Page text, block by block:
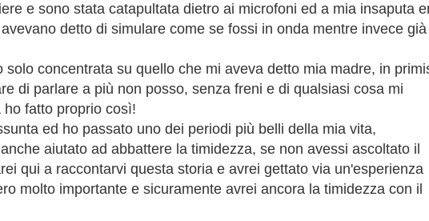
e sono stata catapultata dietro ai microfoni ed a mia insaputa
detto di simulare come se fossi in onda mentre invece già
solo concentrata su quello che mi aveva detto mia madre, in
di parlare a più non posso, senza freni e di qualsiasi cosa mi
fatto proprio così!
ed ho passato uno dei periodi più belli della mia vita,
aiutato ad abbattere la timidezza, se non avessi ascoltato il
qui a raccontarvi questa storia e avrei gettato via un'esperienza
molto importante e sicuramente avrei ancora la timidezza con il